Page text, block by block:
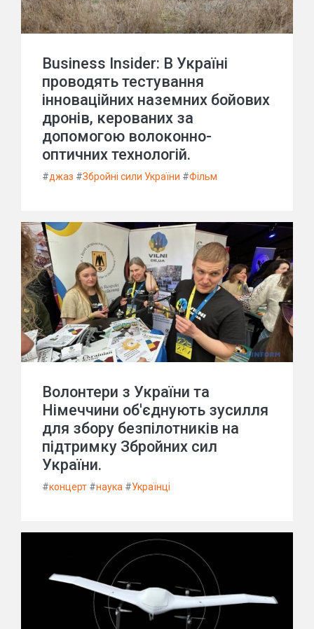
Business Insider: В Україні
проводять тестування
інноваційних наземних бойових
дронів, керованих за
допомогою волоконно-
оптичних технологій.
#джаз #Збройні сили України #Фільм
Волонтери з України та
Німеччини об'єднують зусилля
для збору безпілотників на
підтримку Збройних сил
України.
#концерт #наука #Українці